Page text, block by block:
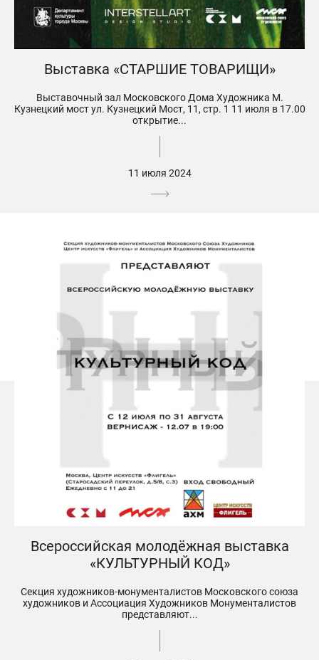
Выставка «СТАРШИЕ ТОВАРИЩИ»
Выставочный зал Московского Дома Художника М.
Кузнецкий мост ул. Кузнецкий Мост, 11, стр. 1 11 июля в 17.00
открытие...
11 июля 2024
Всероссийская молодёжная выставка
«КУЛЬТУРНЫЙ КОД»
Секция художников-монументалистов Московского союза
художников и Ассоциация Художников Монументалистов
представляют...